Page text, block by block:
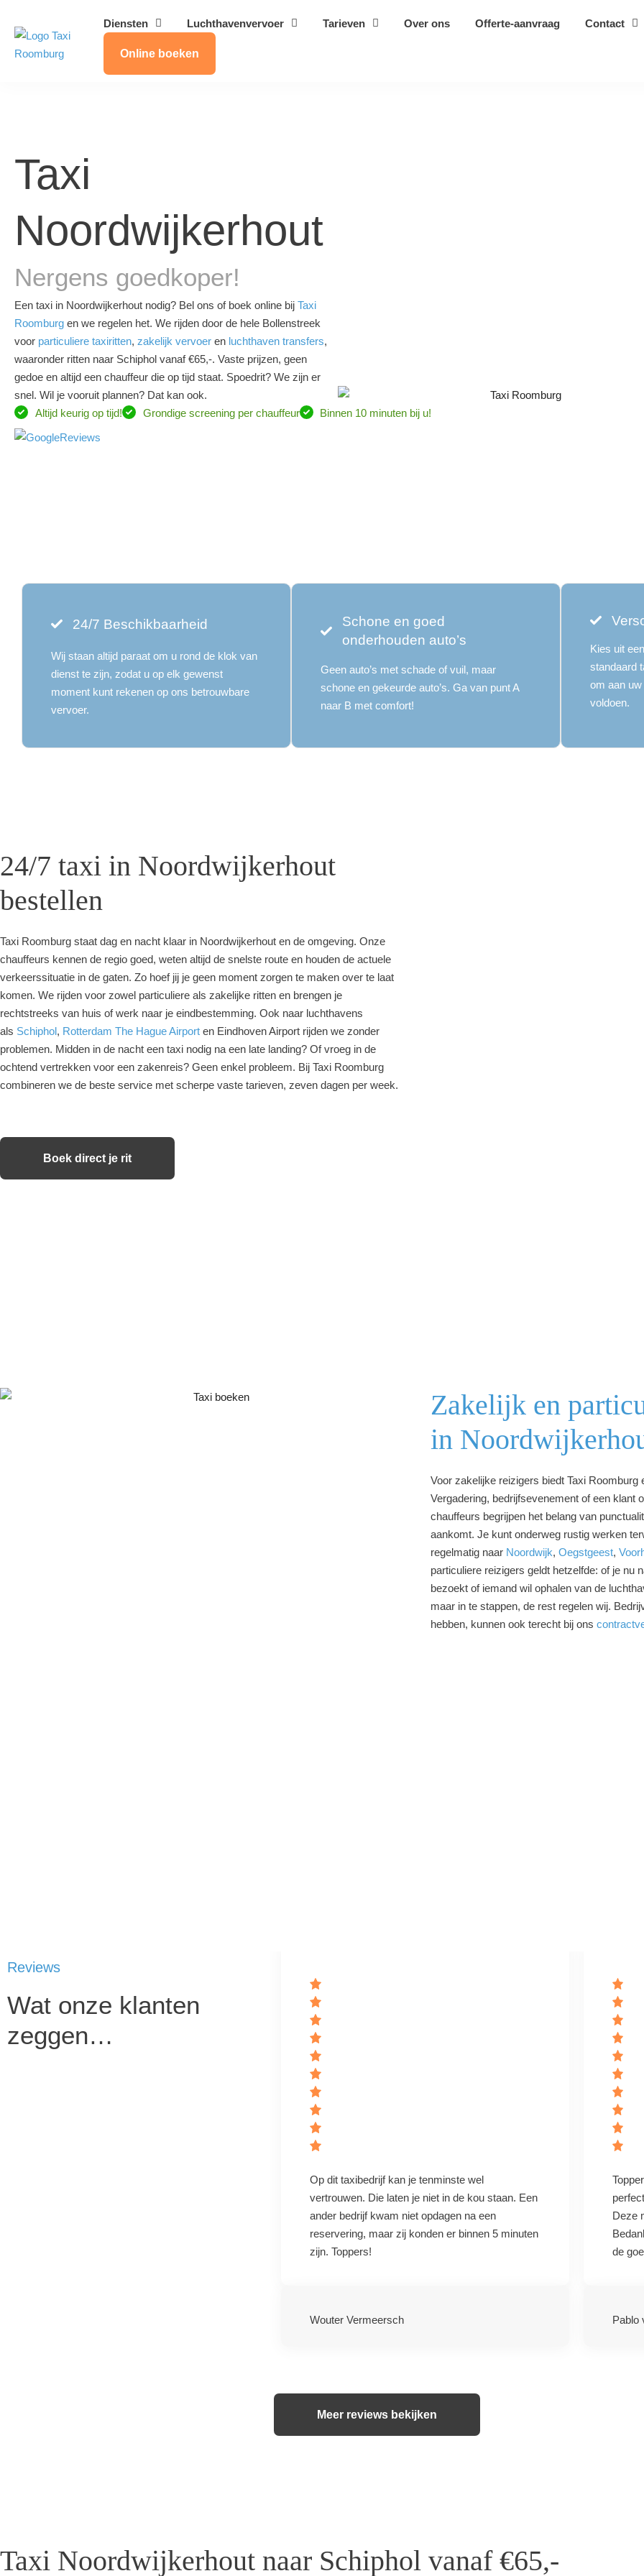
Diensten Luchthavenvervoer Tarieven Over ons Offerte-aanvraag Contact
Online boeken
Taxi
Noordwijkerhout
Nergens goedkoper!
Een taxi in Noordwijkerhout nodig? Bel ons of boek online bij Taxi
Roomburg en we regelen het. We rijden door de hele Bollenstreek
voor particuliere taxiritten, zakelijk vervoer en luchthaven transfers,
waaronder ritten naar Schiphol vanaf €65,-. Vaste prijzen, geen
gedoe en altijd een chauffeur die op tijd staat. Spoedrit? We zijn er
snel. Wil je vooruit plannen? Dat kan ook.
Altijd keurig op tijd!
Grondige screening per chauffeur Binnen 10 minuten bij u!
24/7 Beschikbaarheid
Wij staan ​​altijd paraat om u rond de klok van
dienst te zijn, zodat u op elk gewenst
moment kunt rekenen op ons betrouwbare
vervoer.
Schone en goed
onderhouden auto’s
Geen auto’s met schade of vuil, maar
schone en gekeurde auto’s. Ga van punt A
naar B met comfort!
Kies uit
standaard
om aan
voldoen.
24/7 taxi in Noordwijkerhout
bestellen
Taxi Roomburg staat dag en nacht klaar in Noordwijkerhout en de omgeving. Onze
chauffeurs kennen de regio goed, weten altijd de snelste route en houden de actuele
verkeerssituatie in de gaten. Zo hoef jij je geen moment zorgen te maken over te laat
komen. We rijden voor zowel particuliere als zakelijke ritten en brengen je
rechtstreeks van huis of werk naar je eindbestemming. Ook naar luchthavens
als Schiphol, Rotterdam The Hague Airport en Eindhoven Airport rijden we zonder
problemen. Midden in de nacht een taxi nodig na een late landing? Of vroeg in de
ochtend vertrekken voor een zakenreis? Geen enkel probleem. Bij Taxi Roomburg
combineren we de beste service met scherpe vaste tarieven, zeven dagen per week.
Boek direct je rit
Zakelijk en
in
Voor zakelijke reizigers biedt Taxi
Vergadering, bedrijfsevenement of een klant
chauffeurs begrijpen het belang van
aankomt. Je kunt onderweg rustig werken
regelmatig naar Noordwijk, Oegstgeest,
particuliere reizigers geldt hetzelfde: of je nu
bezoekt of iemand wil ophalen van de
maar in te stappen, de rest regelen wij.
hebben, kunnen ook terecht bij ons
Reviews
Wat onze klanten
zeggen…
Op dit taxibedrijf kan je tenminste wel
vertrouwen. Die laten je niet in de kou staan. Een
ander bedrijf kwam niet opdagen na een
reservering, maar zij konden er binnen 5 minuten
zijn. Toppers!
Wouter Vermeersch
Deze
de
Pablo
Meer reviews bekijken
Taxi Noordwijkerhout naar Schiphol vanaf €65,-